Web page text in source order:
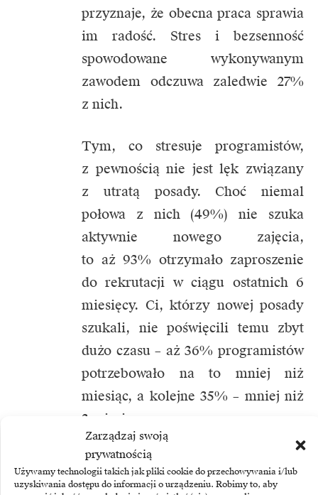
Zarządzaj swoją
prywatnością
Używamy technologii takich jak pliki cookie do przechowywania i/lub
uzyskiwania dostępu do informacji o urządzeniu. Robimy to, aby
przyznaje, że obecna praca sprawia
im radość. Stres i bezsenność
spowodowane wykonywanym
zawodem odczuwa zaledwie 27%
z nich.
Tym, co stresuje programistów,
z pewnością nie jest lęk związany
z utratą posady. Choć niemal
połowa z nich (49%) nie szuka
aktywnie nowego zajęcia,
to aż 93% otrzymało zaproszenie
do rekrutacji w ciągu ostatnich 6
miesięcy. Ci, którzy nowej posady
szukali, nie poświęcili temu zbyt
dużo czasu – aż 36% programistów
potrzebowało na to mniej niż
miesiąc, a kolejne 35% – mniej niż
3 miesiące.
Szczęśliwi pracownicy
robotyzacji się nie boją